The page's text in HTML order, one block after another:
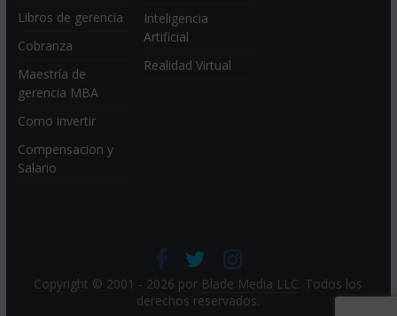
Libros de gerencia
Cobranza
Maestría de
gerencia MBA
Como invertir
Compensacion y
Salario
Inteligencia
Artificial
Realidad Virtual
Copyright © 2001 - 2026 por Blade Media LLC. Todos los
derechos reservados.